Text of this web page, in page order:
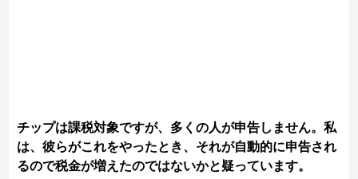
チップは課税対象ですが、多くの人が申告しません。私
は、彼らがこれをやったとき、それが自動的に申告され
るので税金が増えたのではないかと疑っています。